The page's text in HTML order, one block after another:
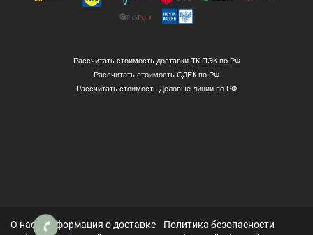
Рассчитать стоимость доставки ТК ПЭК по РФ
Рассчитать стоимость СДЕК по РФ
Рассчитать стоимость Деловые линии по РФ
О нас Информация о доставке
Политика безопасности